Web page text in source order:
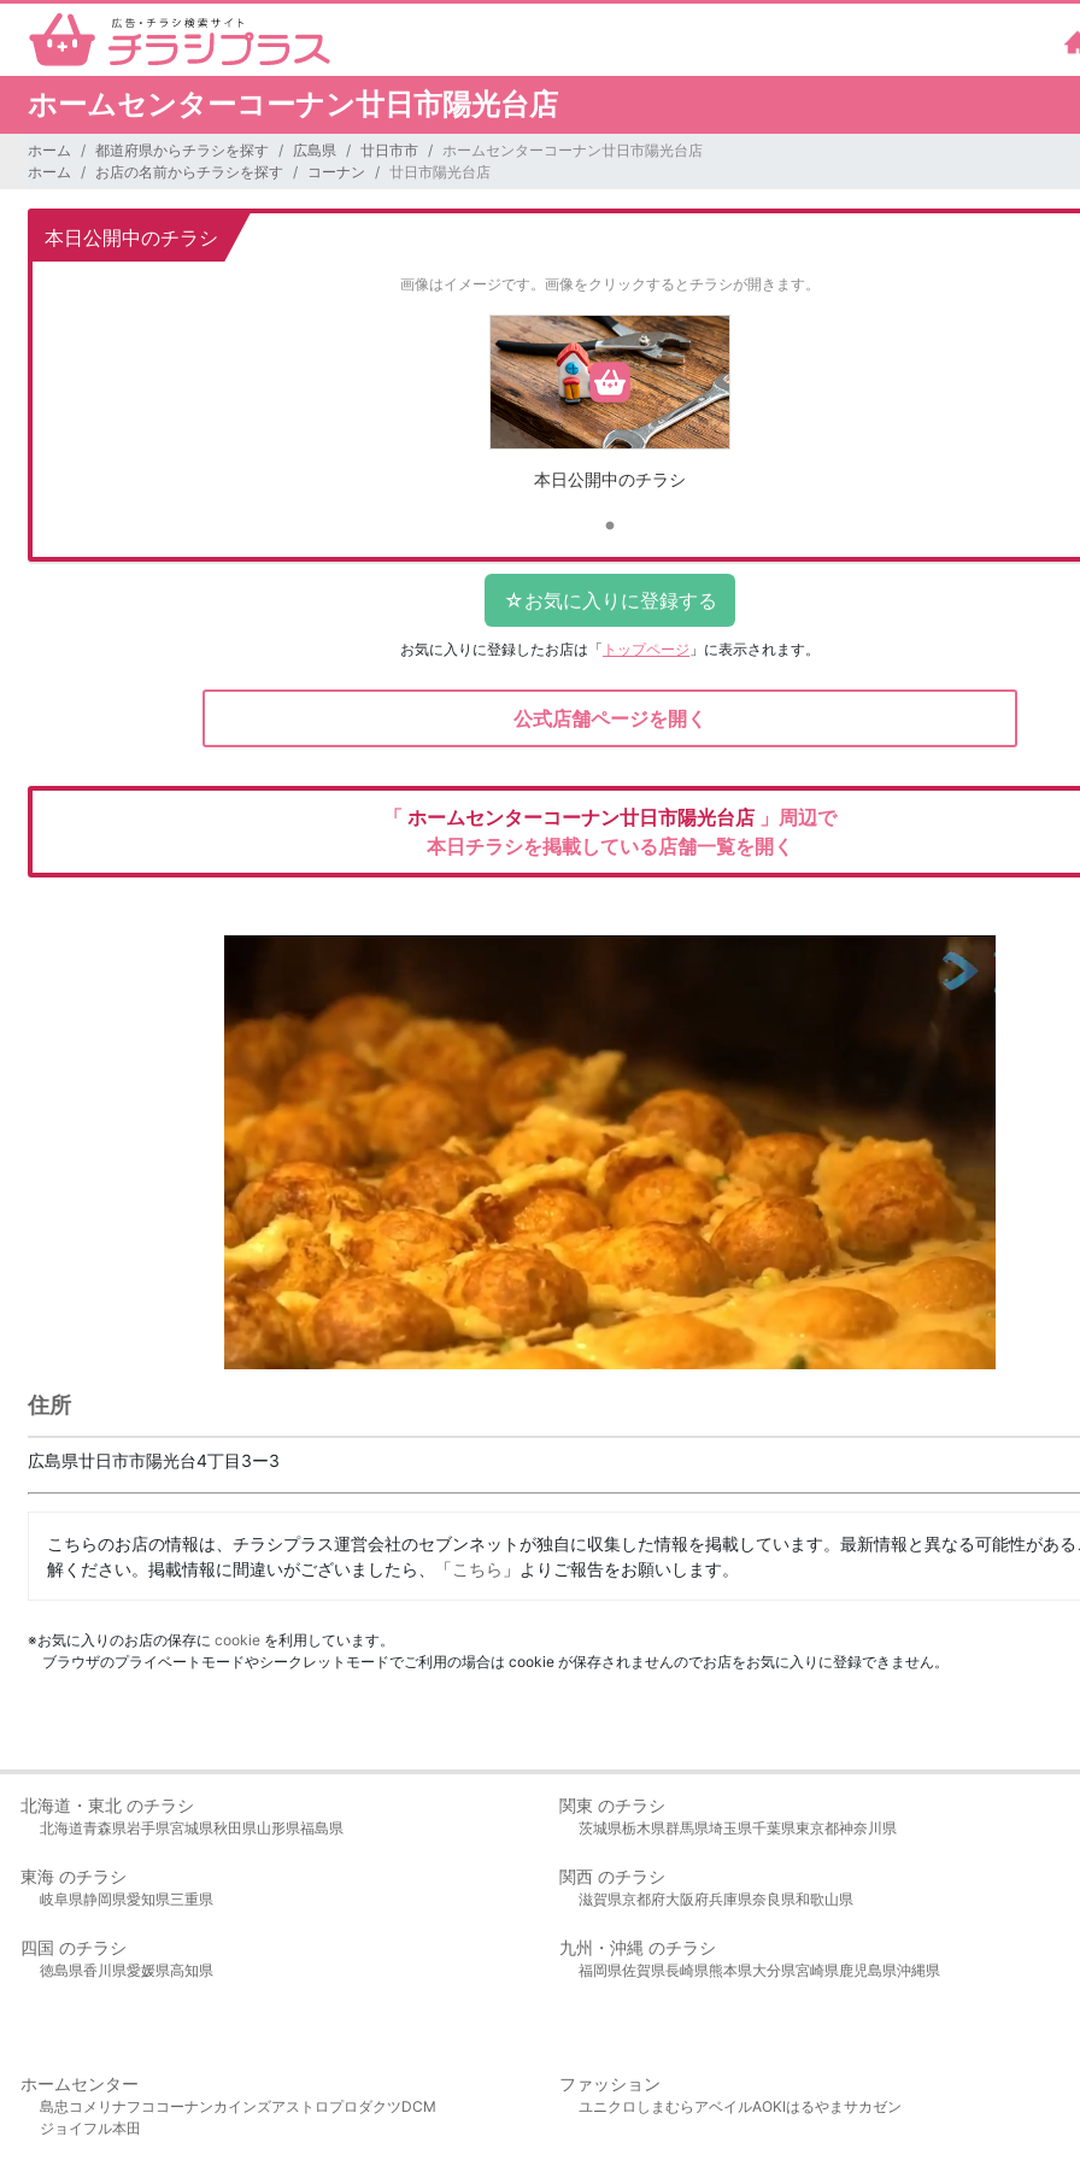
ホームセンターコーナン廿日市陽光台店
ホーム 都道府県からチラシを探す 広島県 廿日市市
ホームセンターコーナン廿日市陽光台店
ホーム
お店の名前からチラシを探す コーナン 廿日市陽光台店
本日公開中のチラシ
画像はイメージです。 画像をクリックするとチラシが開きます。
本日公開中のチラシ
お気に入りに登録したお店は 「 トップページ 」に表示されます。
公式店舗ページを開く
「 ホームセンターコーナン廿日市陽光台店 」周辺で
本日チラシを掲載している店舗一覧を開く
住所
広島県廿日市市陽光台4丁目3ー3
こちらのお店の情報は、チラシプラス運営会社のセブンネットが独自に収集した情報を掲載しています。最新情報と異なる可能性があ
解ください。掲載情報に間違いがございましたら、「こちら 」よりご報告をお願いします。
※お気に入りのお店の保存に cookie を利用しています。
ブラウザのプライベートモードやシークレットモードでご利用の場合は cookie が保存されませんのでお店をお気に入りに登録できません。
北海道・東北 のチラシ
北海道青森県岩手県宮城県秋田県山形県福島県
関東 のチラシ
茨城県栃木県群馬県埼玉県千葉県東京都神奈川県
東海 のチラシ
岐阜県静岡県愛知県三重県
関西 のチラシ
滋賀県京都府大阪府兵庫県奈良県和歌山県
四国 のチラシ
徳島県香川県愛媛県高知県
九州・沖縄 のチラシ
福岡県佐賀県長崎県熊本県大分県宮崎県鹿児島県沖縄県
ホームセンター
島忠 コメリ ナフコ コーナンカインズアストロプロダクツDCM
ジョイフル本田
ファッション
ユニクロ しまむら アベイルAOKIはるやま サカゼン